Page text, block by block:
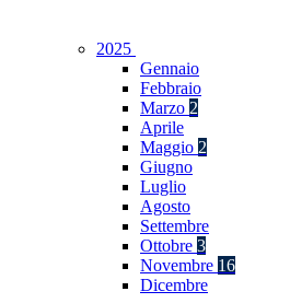
2025
Gennaio
Febbraio
Marzo 2
Aprile
Maggio 2
Giugno
Luglio
Agosto
Settembre
Ottobre 3
Novembre 16
Dicembre